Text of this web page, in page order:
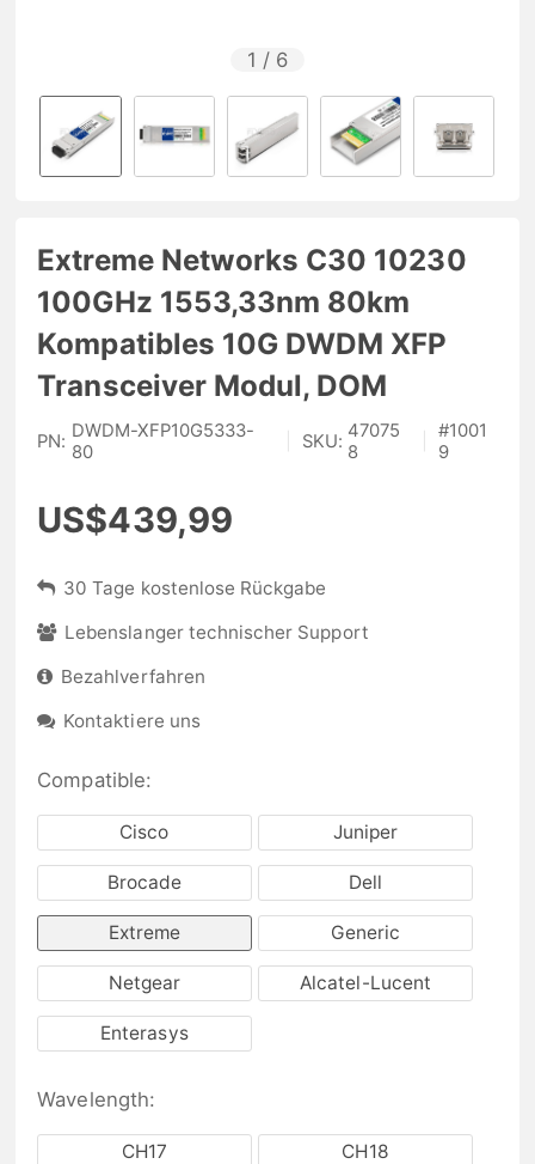
1 / 6
Extreme Networks C30 10230
100GHz 1553,33nm 80km
Kompatibles 10G DWDM XFP
Transceiver Modul, DOM
PN: DWDM-XFP10G5333-
80
SKU: 47075
8
#1001
9
US$439,99
30 Tage kostenlose Rückgabe
Lebenslanger technischer Support
Bezahlverfahren
Kontaktiere uns
Compatible:
Cisco Juniper
Brocade Dell
Extreme Generic
Netgear Alcatel-Lucent
Enterasys
Wavelength:
CH17 CH18